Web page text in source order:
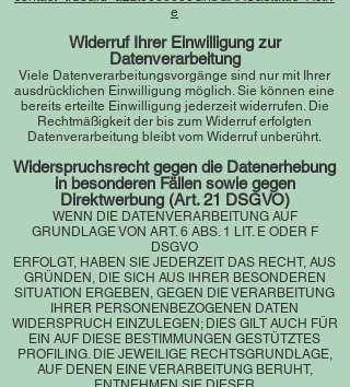
e
Widerruf Ihrer Einwilligung zur
Datenverarbeitung
Viele Datenverarbeitungsvorgänge sind nur mit Ihrer
ausdrücklichen Einwilligung möglich. Sie können eine
bereits erteilte Einwilligung jederzeit widerrufen. Die
Rechtmäßigkeit der bis zum Widerruf erfolgten
Datenverarbeitung bleibt vom Widerruf unberührt.
Widerspruchsrecht gegen die Datenerhebung
in besonderen Fällen sowie gegen
Direktwerbung (Art. 21 DSGVO)
WENN DIE DATENVERARBEITUNG AUF
GRUNDLAGE VON ART. 6 ABS. 1 LIT. E ODER F
DSGVO
ERFOLGT, HABEN SIE JEDERZEIT DAS RECHT, AUS
GRÜNDEN, DIE SICH AUS IHRER BESONDEREN
SITUATION ERGEBEN, GEGEN DIE VERARBEITUNG
IHRER PERSONENBEZOGENEN DATEN
WIDERSPRUCH EINZULEGEN; DIES GILT AUCH FÜR
EIN AUF DIESE BESTIMMUNGEN GESTÜTZTES
PROFILING. DIE JEWEILIGE RECHTSGRUNDLAGE,
AUF DENEN EINE VERARBEITUNG BERUHT,